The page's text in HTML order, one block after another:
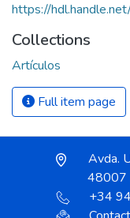
https://
Collections
Artículos
Full item page
Avda.
48007
+34